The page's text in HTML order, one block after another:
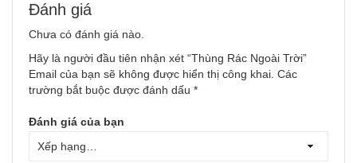
Đánh giá
Chưa có đánh giá nào.
Hãy là người đầu tiên nhận xét “Thùng Rác Ngoài Trời”
Email của bạn sẽ không được hiển thị công khai. Các
trường bắt buộc được đánh dấu *
Đánh giá của bạn